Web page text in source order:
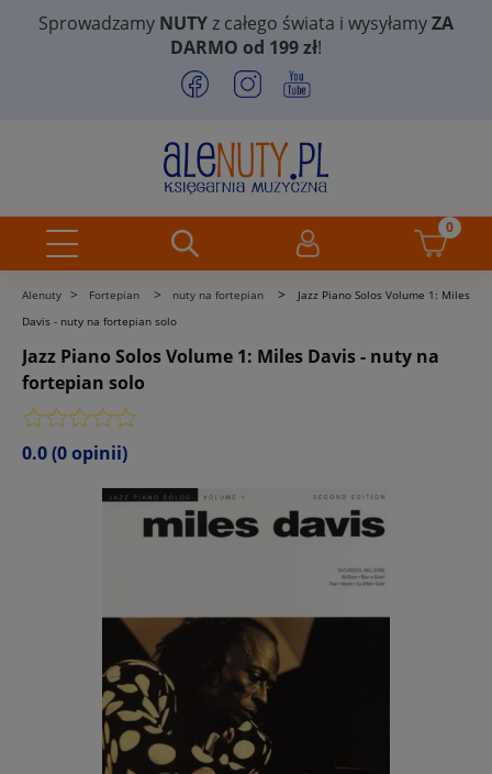
Sprowadzamy NUTYz całego świata i wysyłamyZA
DARMO od 199 zł!
Alenuty > Fortepian > nuty na fortepian >
Jazz Piano Solos Volume 1: Miles
Davis - nuty na fortepian solo
Jazz Piano Solos Volume 1: Miles Davis - nuty na
fortepian solo
0.0(0 opinii)